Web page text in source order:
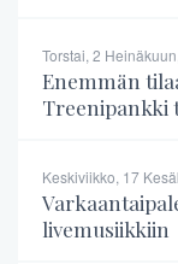
Torstai, 2
Enemmän
Treenipankki
Keskiviikko, 17
livemusiikkiin